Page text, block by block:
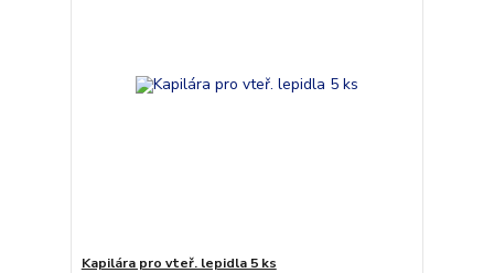
Kapilára pro vteř. lepidla 5 ks